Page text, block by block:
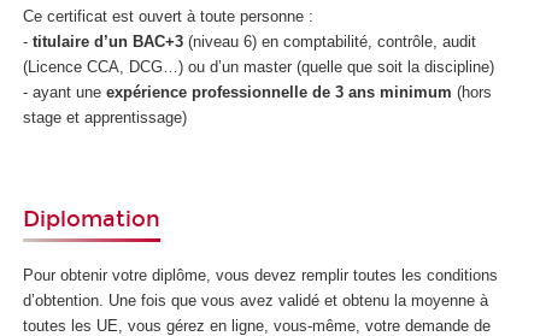
Ce certificat est ouvert à toute personne :
- titulaire d’un BAC+3 (niveau 6) en comptabilité, contrôle, audit
(Licence CCA, DCG…) ou d’un master (quelle que soit la discipline)
- ayant une expérience professionnelle de 3 ans minimum (hors
stage et apprentissage)
Diplomation
Pour obtenir votre diplôme, vous devez remplir toutes les conditions
d’obtention. Une fois que vous avez validé et obtenu la moyenne à
toutes les UE, vous gérez en ligne, vous-même, votre demande de